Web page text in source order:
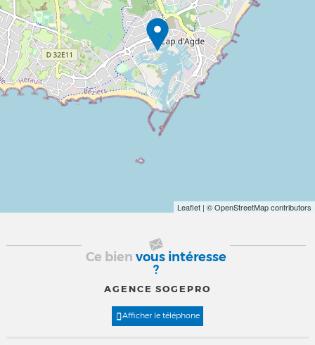
Leaflet | © OpenStreetMap contributors
Ce bien vous intéresse
?
AGENCE SOGEPRO
Afficher le téléphone